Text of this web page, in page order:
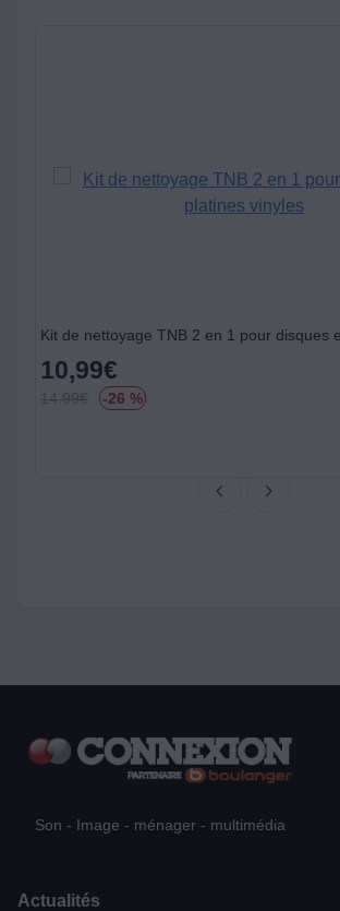
10,99€
14.99€ -26 %
Son - Image - ménager - multimédia
Actualités